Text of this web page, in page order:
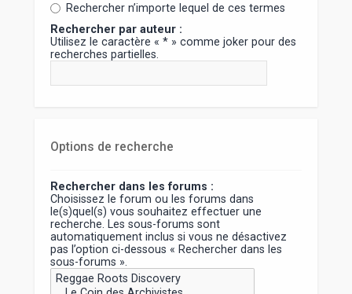
Rechercher n’importe lequel de ces termes
Rechercher par auteur :
Utilisez le caractère « * » comme joker pour des
recherches partielles.
Options de recherche
Rechercher dans les forums :
Choisissez le forum ou les forums dans
le(s)quel(s) vous souhaitez effectuer une
recherche. Les sous-forums sont
automatiquement inclus si vous ne désactivez
pas l’option ci-dessous « Rechercher dans les
sous-forums ».